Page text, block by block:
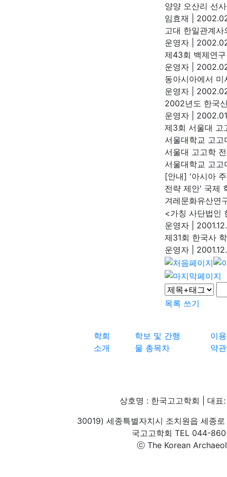
양양 오산리 선
임효재
고대 한일관계
운영자
제43회 백제연
운영자
동아시아에서
운영자
2002년도 한국
운영자
제3회 서울대 고
서울대학교 고
서울대 고고학
서울대학교 고
[안내] '아시아
전략 제안' 국제
겨레문화유산연
<가칭 사단법인
운영자
제31회 한국사
운영자
목록 쓰기
학회
소개
학보 및 간행
물 총목차
이용
약관
상호명 : 한국고고학회 | 대
30019) 세종특별자치시 조치원읍 세종
국고고학회 TEL 044-
ⓒ The Korean